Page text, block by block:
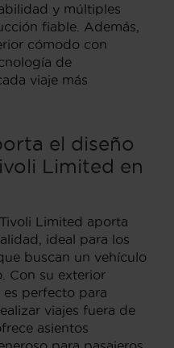
y múltiples
fiable. Además,
cómodo con
de
viaje más
el diseño
Limited en
Limited aporta
ideal para los
buscan un vehículo
Con su exterior
perfecto para
viajes fuera de
asientos